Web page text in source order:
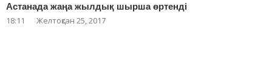
Астанада жаңа жылдық шырша өртенді
18:11 Желтоқсан 25, 2017